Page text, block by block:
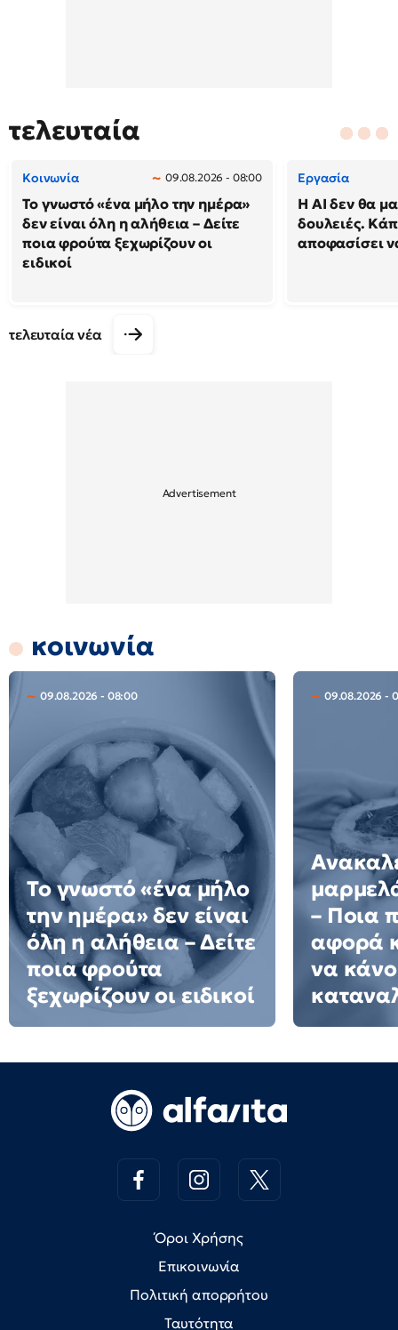
τελευταία
Κοινωνία 09.08.2026 - 08:00
Το γνωστό «ένα μήλο την ημέρα»
δεν είναι όλη η αλήθεια – Δείτε
ποια φρούτα ξεχωρίζουν οι
ειδικοί
Εργασία
Η AI δεν θα
δουλειές.
αποφασίσει
τελευταία νέα
κοινωνία
09.08.2026 - 08:00
Το γνωστό «ένα μήλο
την ημέρα» δεν είναι
όλη η αλήθεια – Δείτε
ποια φρούτα
ξεχωρίζουν οι ειδικοί
09.08.2026 -
– Ποια
αφορά
να
Όροι Χρήσης
Επικοινωνία
Πολιτική απορρήτου
Ταυτότητα